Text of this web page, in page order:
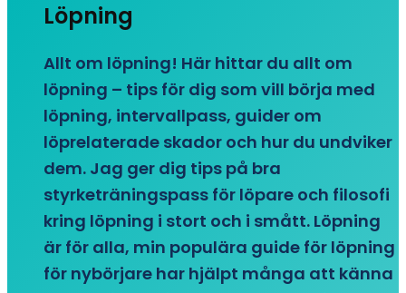
Löpning
Allt om löpning! Här hittar du allt om
löpning – tips för dig som vill börja med
löpning, intervallpass, guider om
löprelaterade skador och hur du undviker
dem. Jag ger dig tips på bra
styrketräningspass för löpare och filosofi
kring löpning i stort och i smått. Löpning
är för alla, min populära guide för löpning
för nybörjare har hjälpt många att känna